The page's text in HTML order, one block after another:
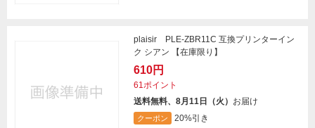
plaisir PLE-ZBR11C 互換プリンターイン
ク シアン 【在庫限り】
610円
61ポイント
送料無料、8月11日（火） お届け
クーポン 20%引き